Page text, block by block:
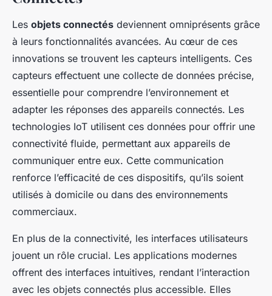
Les objets connectés deviennent omniprésents grâce
à leurs fonctionnalités avancées. Au cœur de ces
innovations se trouvent les capteurs intelligents. Ces
capteurs effectuent une collecte de données précise,
essentielle pour comprendre l’environnement et
adapter les réponses des appareils connectés. Les
technologies IoT utilisent ces données pour offrir une
connectivité fluide, permettant aux appareils de
communiquer entre eux. Cette communication
renforce l’efficacité de ces dispositifs, qu’ils soient
utilisés à domicile ou dans des environnements
commerciaux.
En plus de la connectivité, les interfaces utilisateurs
jouent un rôle crucial. Les applications modernes
offrent des interfaces intuitives, rendant l’interaction
avec les objets connectés plus accessible. Elles